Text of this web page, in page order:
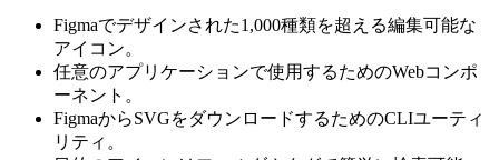
Figmaでデザインされた1,000種類を超える編集可能な
アイコン。
任意のアプリケーションで使用するためのWebコンポ
ーネント。
FigmaからSVGをダウンロードするためのCLIユーティ
リティ。